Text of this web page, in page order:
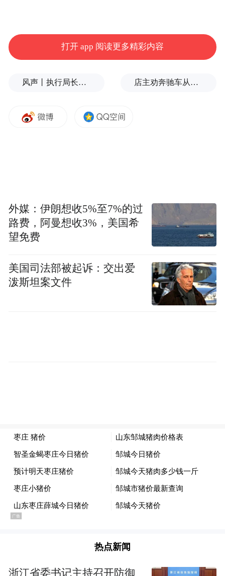
来源：大众日报
“特别声明：以上作品内容(包括在内的视频、图片或音
Notice: The content above (including the videos,
打开 app 阅读更多精彩内容
风声丨执行局长索贿和言语骚扰，更深的追问非常必要 店主劝奔驰车从商铺门口挪车，被打骨折，警方回应
外媒：伊朗想收5%至7%的过
路费，阿曼想收3%，美国希
望免费
美国司法部被起诉：交出爱
泼斯坦案文件
热点新闻
浙江省委书记主持召开防御